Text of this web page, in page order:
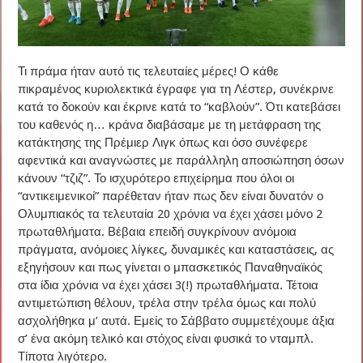
Τι πράμα ήταν αυτό τις τελευταίες μέρες! Ο κάθε
πικραμένος κυριολεκτικά έγραφε για τη Λέστερ, συνέκρινε
κατά το δοκούν και έκρινε κατά το “καβλούν”. Ότι κατεβάσει
του καθενός η… κράνα διαβάσαμε με τη μετάφραση της
κατάκτησης της Πρέμιερ Λιγκ όπως και όσο συνέφερε
αφεντικά και αναγνώστες με παράλληλη αποσιώπηση όσων
κάνουν “τζιζ”. Το ισχυρότερο επιχείρημα που όλοι οι
“αντικειμενικοί” παρέθεταν ήταν πως δεν είναι δυνατόν ο
Ολυμπιακός τα τελευταία 20 χρόνια να έχει χάσει μόνο 2
πρωταθλήματα. Βέβαια επειδή συγκρίνουν ανόμοια
πράγματα, ανόμοιες λίγκες, δυναμικές και καταστάσεις, ας
εξηγήσουν και πως γίνεται ο μπασκετικός Παναθηναϊκός
στα ίδια χρόνια να έχει χάσει 3(!) πρωταθλήματα. Τέτοια
αντιμετώπιση θέλουν, τρέλα στην τρέλα όμως και πολύ
ασχολήθηκα μ’ αυτά. Εμείς το Σάββατο συμμετέχουμε άξια
σ’ ένα ακόμη τελικό και στόχος είναι φυσικά το νταμπλ.
Τίποτα λιγότερο.